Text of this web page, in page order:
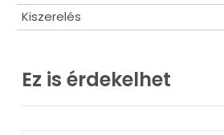
Kiszerelés
Ez is érdekelhet